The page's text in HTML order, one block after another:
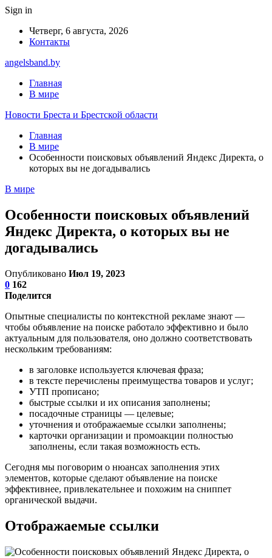
Sign in
Четверг, 6 августа, 2026
Контакты
angelsband.by
Главная
В мире
Новости Бреста и Брестской области
Главная
В мире
Особенности поисковых объявлений Яндекс Директа, о
которых вы не догадывались
В мире
Особенности поисковых объявлений
Яндекс Директа, о которых вы не
догадывались
Опубликовано Июл 19, 2023
0 162
Поделится
Опытные специалисты по контекстной рекламе знают —
чтобы объявление на поиске работало эффективно и было
актуальным для пользователя, оно должно соответствовать
нескольким требованиям:
в заголовке используется ключевая фраза;
в тексте перечислены преимущества товаров и услуг;
УТП прописано;
быстрые ссылки и их описания заполнены;
посадочные страницы — целевые;
уточнения и отображаемые ссылки заполнены;
карточки организации и промоакции полностью
заполнены, если такая возможность есть.
Сегодня мы поговорим о нюансах заполнения этих
элементов, которые сделают объявление на поиске
эффективнее, привлекательнее и похожим на сниппет
органической выдачи.
Отображаемые ссылки